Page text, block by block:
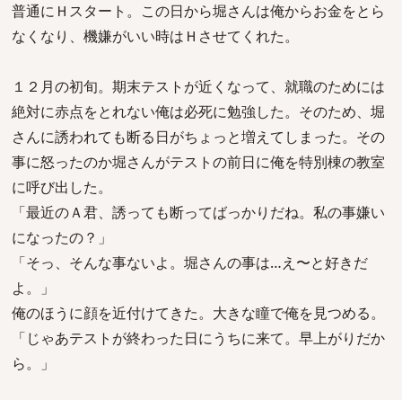
普通にＨスタート。この日から堀さんは俺からお金をとら
なくなり、機嫌がいい時はＨさせてくれた。
１２月の初旬。期末テストが近くなって、就職のためには
絶対に赤点をとれない俺は必死に勉強した。そのため、堀
さんに誘われても断る日がちょっと増えてしまった。その
事に怒ったのか堀さんがテストの前日に俺を特別棟の教室
に呼び出した。
「最近のＡ君、誘っても断ってばっかりだね。私の事嫌い
になったの？」
「そっ、そんな事ないよ。堀さんの事は…え〜と好きだ
よ。」
俺のほうに顔を近付けてきた。大きな瞳で俺を見つめる。
「じゃあテストが終わった日にうちに来て。早上がりだか
ら。」